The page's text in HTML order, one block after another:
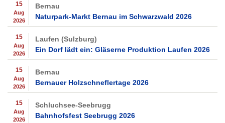
15
Aug
2026
Bernau
Naturpark-Markt Bernau im Schwarzwald 2026
15
Aug
2026
Laufen (Sulzburg)
Ein Dorf lädt ein: Gläserne Produktion Laufen 2026
15
Aug
2026
Bernau
Bernauer Holzschneflertage 2026
15
Aug
2026
Schluchsee-Seebrugg
Bahnhofsfest Seebrugg 2026